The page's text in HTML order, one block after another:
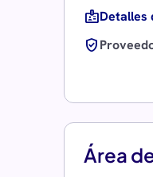
badgeDetalles
verified_user
Área